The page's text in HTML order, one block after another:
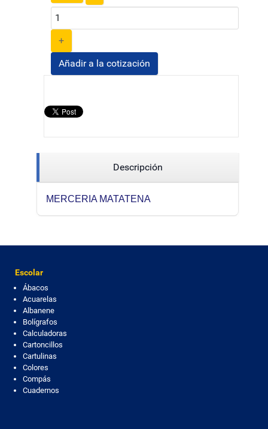
+
Añadir a la cotización
Descripción
MERCERIA MATATENA
Escolar
Ábacos
Acuarelas
Albanene
Bolígrafos
Calculadoras
Cartoncillos
Cartulinas
Colores
Compás
Cuadernos